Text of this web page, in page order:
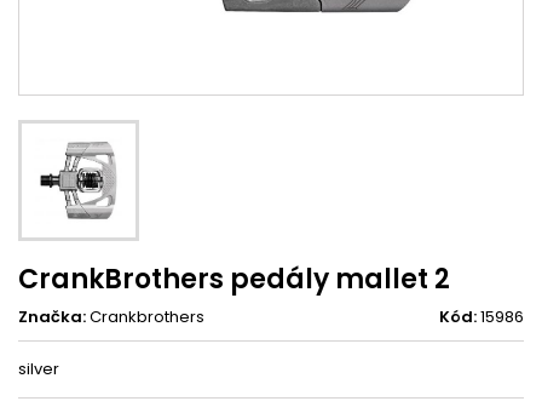
CrankBrothers pedály mallet 2
Značka:Crankbrothers Kód:15986
silver